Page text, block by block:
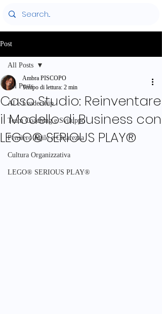
Post
All Posts
AI e Leadership
Team Coaching e Sviluppo
Pensiero Agile e Chiarezza
Cultura Organizzativa
LEGO® SERIOUS PLAY®
All Posts
Caso Studio: Reinventare
il Modello di Business con
LEGO® SERIOUS PLAY®
Ambra PISCOPO
Tempo di lettura: 2 min